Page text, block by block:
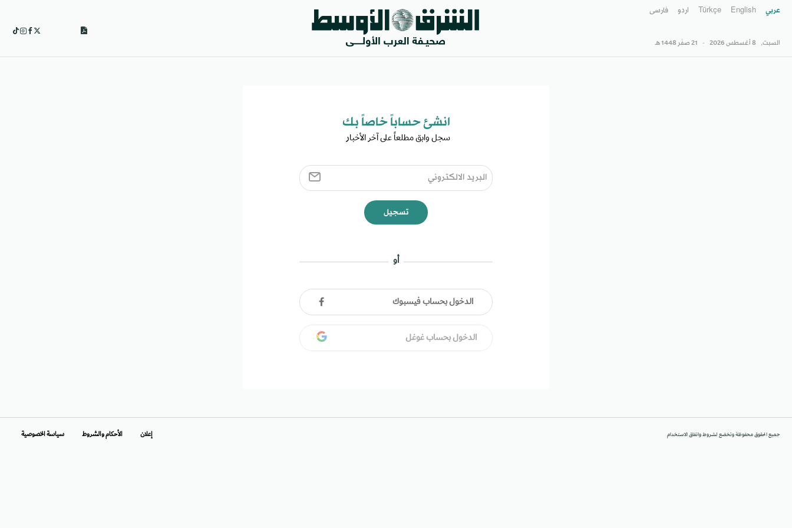
عربي English
Türkçe اردو فارسى
السبت, 8 أغسطس 2026 - 21 صفَر 1448 هـ
انشئ حساباً خاصاً بك​
سجل وابق مطلعاً على آخر الأخبار ​
تسجيل
أو
الدخول بحساب فيسبوك
الدخول بحساب غوغل
جميع الحقوق محفوظة وتخضع لشروط واتفاق الاستخدام إعلان الأحكام والشروط سياسة الخصوصية